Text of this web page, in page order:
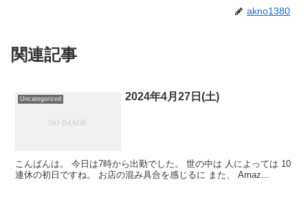
akno1380
関連記事
Uncategorized 2024年4月27日(土)
こんばんは。 今日は7時から出勤でした。 世の中は 人によっては 10
連休の初日ですね。 お店の混み具合を感じるに また、 Amaz...